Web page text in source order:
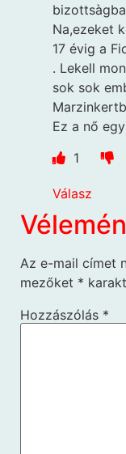
Na,ezeket
17 évig a
. Lekell
sok sok
Ez a nő
1
Válasz
Az e-mail címet
mezőket *
Hozzászólás *